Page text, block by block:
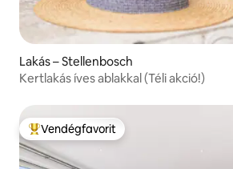
Lakás – Stellenbosch
Kertlakás íves ablakkal (Téli akció!)
Kiemelt vendégfavorit
Vendégfavorit